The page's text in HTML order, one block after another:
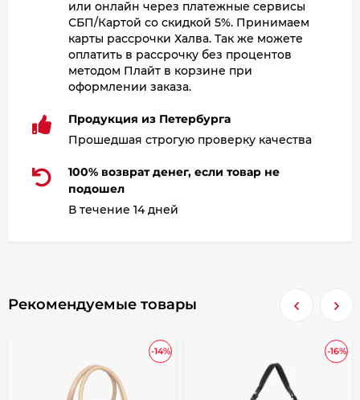
или онлайн через платежные сервисы
СБП/Картой со скидкой 5%. Принимаем
карты рассрочки Халва. Так же можете
оплатить в рассрочку без процентов
методом Плайт в корзине при
оформлении заказа.
Продукция из Петербурга
Прошедшая строгую проверку качества
100% возврат денег, если товар не
подошел
В течение 14 дней
Рекомендуемые товары
-14% -16%